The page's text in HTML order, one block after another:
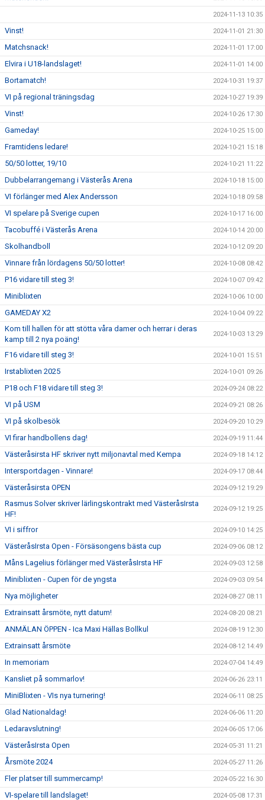
2024-11-13 10:35
Vinst! 2024-11-01 21:30
Matchsnack! 2024-11-01 17:00
Elvira i U18-landslaget! 2024-11-01 14:00
Bortamatch! 2024-10-31 19:37
VI på regional träningsdag 2024-10-27 19:39
Vinst! 2024-10-26 17:30
Gameday! 2024-10-25 15:00
Framtidens ledare! 2024-10-21 15:18
50/50 lotter, 19/10 2024-10-21 11:22
Dubbelarrangemang i Västerås Arena 2024-10-18 15:00
VI förlänger med Alex Andersson 2024-10-18 09:58
VI spelare på Sverige cupen 2024-10-17 16:00
Tacobuffé i Västerås Arena 2024-10-14 20:00
Skolhandboll 2024-10-12 09:20
Vinnare från lördagens 50/50 lotter! 2024-10-08 08:42
P16 vidare till steg 3! 2024-10-07 09:42
Miniblixten 2024-10-06 10:00
GAMEDAY X2 2024-10-04 09:22
Kom till hallen för att stötta våra damer och herrar i deras
kamp till 2 nya poäng!
2024-10-03 13:29
F16 vidare till steg 3! 2024-10-01 15:51
Irstablixten 2025 2024-10-01 09:26
P18 och F18 vidare till steg 3! 2024-09-24 08:22
VI på USM 2024-09-21 08:26
VI på skolbesök 2024-09-20 10:29
VI firar handbollens dag! 2024-09-19 11:44
Västeråsirsta HF skriver nytt miljonavtal med Kempa 2024-09-18 14:12
Intersportdagen - Vinnare! 2024-09-17 08:44
Västeråsirsta OPEN 2024-09-12 19:29
Rasmus Solver skriver lärlingskontrakt med VästeråsIrsta
HF!
2024-09-12 19:25
VI i siffror 2024-09-10 14:25
VästeråsIrsta Open - Försäsongens bästa cup 2024-09-06 08:12
Måns Lagelius förlänger med VästeråsIrsta HF 2024-09-03 12:58
Miniblixten - Cupen för de yngsta 2024-09-03 09:54
Nya möjligheter 2024-08-27 08:11
Extrainsatt årsmöte, nytt datum! 2024-08-20 08:21
ANMÄLAN ÖPPEN - Ica Maxi Hällas Bollkul 2024-08-19 12:30
Extrainsatt årsmöte 2024-08-12 14:49
In memoriam 2024-07-04 14:49
Kansliet på sommarlov! 2024-06-26 23:11
MiniBlixten - VIs nya turnering! 2024-06-11 08:25
Glad Nationaldag! 2024-06-06 11:20
Ledaravslutning! 2024-06-05 17:06
VästeråsIrsta Open 2024-05-31 11:21
Årsmöte 2024 2024-05-27 11:26
Fler platser till summercamp! 2024-05-22 16:30
VI-spelare till landslaget! 2024-05-08 17:31